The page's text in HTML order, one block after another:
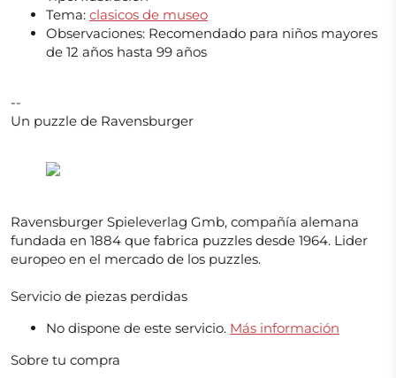
Tema: clasicos de museo
Observaciones: Recomendado para niños mayores
de 12 años hasta 99 años
--
Un puzzle de Ravensburger
Ravensburger Spieleverlag Gmb, compañía alemana
fundada en 1884 que fabrica puzzles desde 1964. Lider
europeo en el mercado de los puzzles.
Servicio de piezas perdidas
No dispone de este servicio. Más información
Sobre tu compra